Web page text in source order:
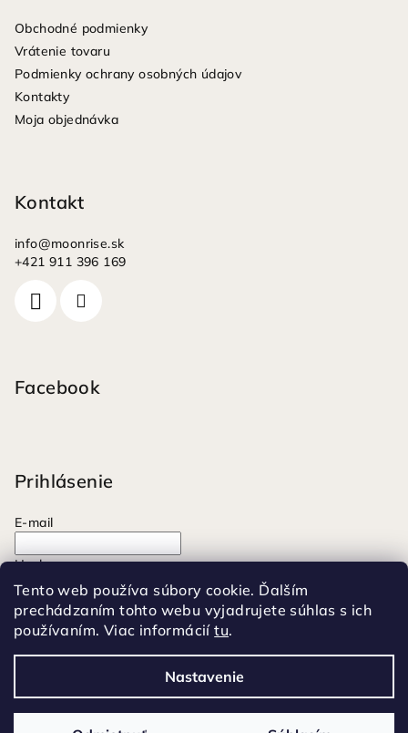
Tento web používa súbory cookie. Ďalším
prechádzaním tohto webu vyjadrujete súhlas s ich
používaním. Viac informáciítu.
Nastavenie
Obchodné podmienky
Vrátenie tovaru
Podmienky ochrany osobných údajov
Kontakty
Moja objednávka
Kontakt
info@moonrise.sk
+421 911 396 169
Facebook
Prihlásenie
E-mail
Heslo
Prihlásiť sa
Nová registráciaZabudnuté heslo